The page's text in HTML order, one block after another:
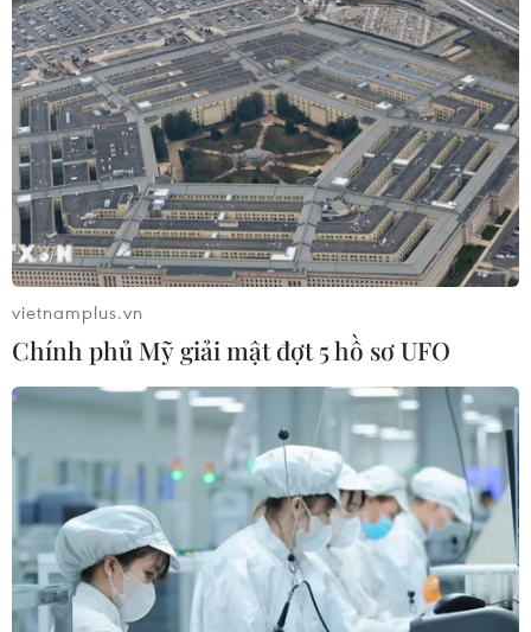
vietnamplus.vn
Chính phủ Mỹ giải mật đợt 5 hồ sơ UFO